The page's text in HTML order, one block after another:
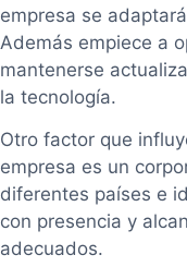
empresa se
Además empiece a
mantenerse
la tecnología.
Otro factor que
empresa es un
diferentes países e
con presencia y
adecuados.